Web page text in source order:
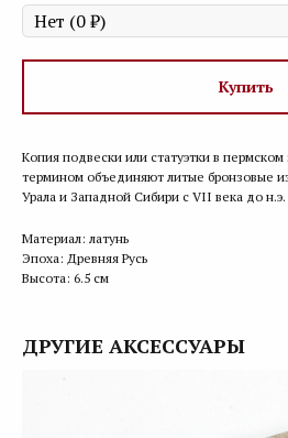
Купить
Копия подвески или статуэтки в
термином объединяют литые бронзовые
Урала и Западной Сибири с VII века до
Материал: латунь
Эпоха: Древняя Русь
Высота: 6.5 см
ДРУГИЕ АКСЕССУАРЫ